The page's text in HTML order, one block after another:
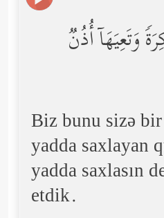
وَتَعِیَهَاۤ أُذُنࣱ
Biz bunu sizə
yadda saxlayan
yadda saxlasın
etdik.